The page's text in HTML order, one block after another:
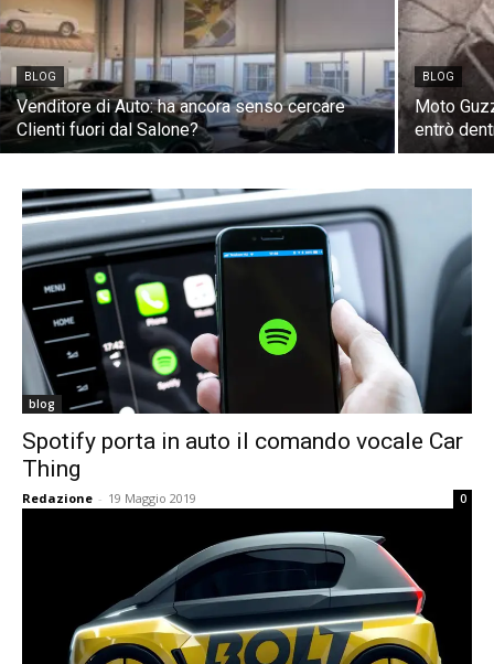
BLOG
Venditore di Auto: ha ancora senso cercare
Clienti fuori dal Salone?
BLOG
Moto
entrò
blog
Spotify porta in auto il comando vocale Car
Thing
Redazione - 19 Maggio 2019 0